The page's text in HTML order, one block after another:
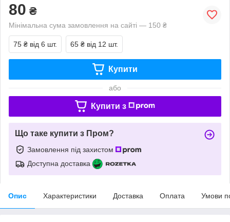
80 ₴
Мінімальна сума замовлення на сайті — 150 ₴
75 ₴ від 6 шт. 65 ₴ від 12 шт.
Купити
або
Купити з
Що таке купити з Пром?
Замовлення під захистом
Доступна доставка
Опис Характеристики Доставка Оплата Умови